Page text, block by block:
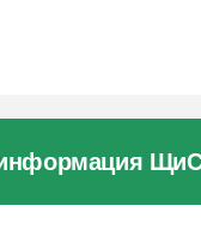
информация